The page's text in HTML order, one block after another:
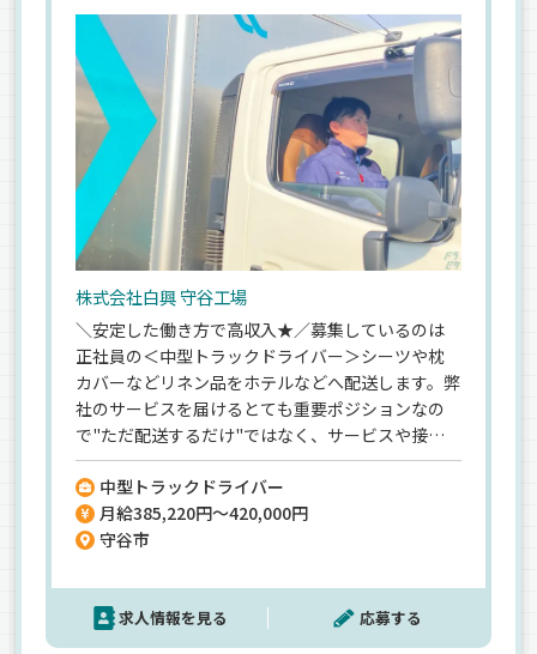
株式会社白興 守谷工場
＼安定した働き方で高収入★／募集しているのは
正社員の＜中型トラックドライバー＞シーツや枕
カバーなどリネン品をホテルなどへ配送します。弊
社のサービスを届けるとても重要ポジションなの
で"ただ配送するだけ"ではなく、サービスや接客
の経験も活かせます！運転より作業の時間が長い
ので「ガッツリ運送業」というよりは「サービス
業」のイメージです。ラクな仕事ではないですが、
その分給与でしっかり還元◎未経験でも月給38万
♪「適度に身体を動かして稼ぎたい」「安定した
働き方に変えたい」そんな方にもぴったりです！
中型トラックドライバー
月給385,220円～420,000円
守谷市
求人情報を見る 応募する